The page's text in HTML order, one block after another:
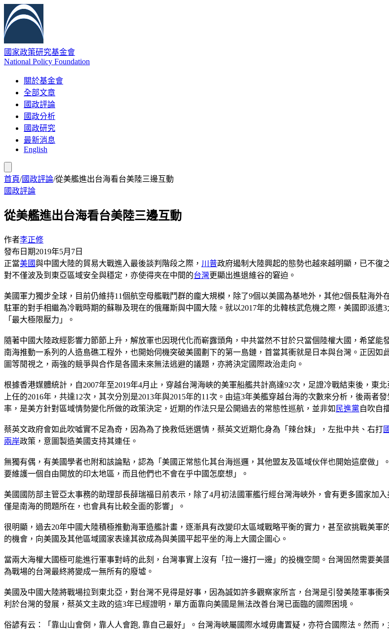
國家政策研究基金會
National Policy Foundation
關於基金會
全部文章
國政評論
國政分析
國政研究
最新消息
English
首頁/國政評論/從美艦進出台海看台美陸三邊互動
國政評論
從美艦進出台海看台美陸三邊互動
作者李正修
發布日期2019年5月7日
正當美國與中國大陸的貿易大戰進入最後談判階段之際， 川普政府遏制大陸興起的態勢也越來越明顯，已不復
對不僅波及到東亞區域安全與穩定，亦使得夾在中間的台灣更顯出進退維谷的窘迫。
美國軍力獨步全球，目前仍維持11個航空母艦戰鬥群的龐大規模，除了9個以美國為基地外，其他2個長駐海
駐軍的對手相繼為冷戰時期的蘇聯及現在的俄羅斯與中國大陸。就以2017年的北韓核武危機之際，美國即派
「最大極限壓力」。
隨著中國大陸政經影響力節節上升，解放軍也因現代化而嶄露頭角，中共當然不甘於只當個陸權大國，希望
南海推動一系列的人造島礁工程外，也開始伺機突破美國劃下的第一島鏈，首當其衝就是日本與台灣。正因
圖等閒視之，兩強的競爭與合作是各國未來無法逃避的議題，亦將決定國際政治走向。
根據香港媒體統計，自2007年至2019年4月止，穿越台灣海峽的美軍船艦共計高達92次，足證冷戰結束後，東
上任的2016年，共達12次，其次分別是2013年與2015年的11次。由這3年美艦穿越台海的次數來分析，後兩者
率，是美方針對區域情勢變化所做的政策決定，近期的作法只是公開過去的常態性巡航，並非如 民進黨自吹自
蔡英文政府會如此吹噓實不足為奇，因為為了挽救低迷選情，蔡英文近期化身為「辣台妹」，左批中共、右打
兩岸政策，意圖製造美國支持其連任。
無獨有偶，有美國學者也附和該論點，認為「美國正常態化其台海巡邏，其他盟友及區域伙伴也開始這麼做
要維護一個自由開放的印太地區，而且他們也不會在乎中國怎麼想」。
美國國防部主管亞太事務的助理部長薛瑞福日前表示，除了4月初法國軍艦行經台灣海峽外，會有更多國家加
僅是南海的問題所在，也會具有比較全面的影響」。
很明顯，過去20年中國大陸積極推動海軍造艦計畫，逐漸具有改變印太區域戰略平衡的實力，甚至欲挑戰美
的機會，向美國及其他區域國家表達其欲成為與美國平起平坐的海上大國企圖心。
當兩大海權大國極可能進行軍事對峙的此刻，台灣事實上沒有「拉一邊打一邊」的投機空間。台灣固然需要美
為戰場的台灣最終將變成一無所有的廢墟。
美國及中國大陸將戰場拉到東北亞，對台灣不見得是好事，因為誠如許多觀察家所言，台灣是引發美陸軍事
利於台灣的發展，蔡英文主政的這3年已經證明，單方面靠向美國是無法改善台灣已面臨的國際困境。
俗諺有云：「靠山山會倒，靠人人會跑, 靠自己最好」。台灣海峽屬國際水域毋庸置疑，亦符合國際法。然而